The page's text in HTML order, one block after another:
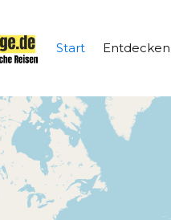
Start Entdecken